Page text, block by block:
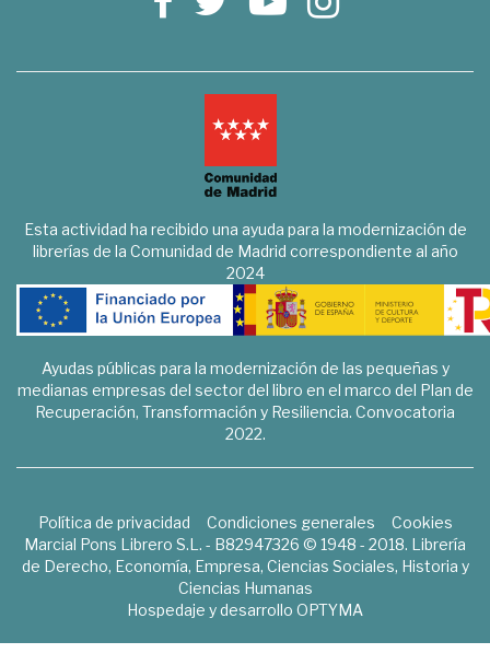
Esta actividad ha recibido una ayuda para la modernización de
librerías de la Comunidad de Madrid correspondiente al año
2024
Ayudas públicas para la modernización de las pequeñas y
medianas empresas del sector del libro en el marco del Plan de
Recuperación, Transformación y Resiliencia. Convocatoria
2022.
Política de privacidad Condiciones generales
Cookies
Marcial Pons Librero S.L. - B82947326 © 1948 - 2018. Librería
de Derecho, Economía, Empresa, Ciencias Sociales, Historia y
Ciencias Humanas
Hospedaje y desarrollo OPTYMA